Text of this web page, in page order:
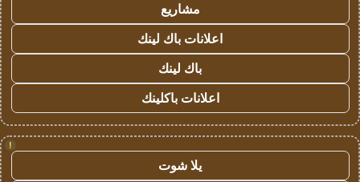
مشاريع
اعلانات باك لينك
باك لينك
اعلانات باكلينك
!
يلا شوت